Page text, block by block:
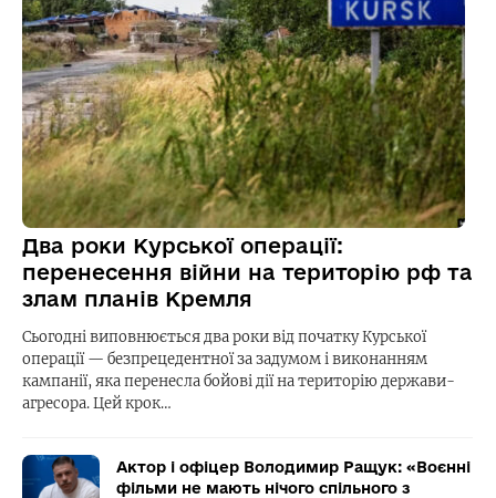
Два роки Курської операції:
перенесення війни на територію рф та
злам планів Кремля
Сьогодні виповнюється два роки від початку Курської
операції — безпрецедентної за задумом і виконанням
кампанії, яка перенесла бойові дії на територію держави-
агресора. Цей крок…
Актор і офіцер Володимир Ращук: «Воєнні
фільми не мають нічого спільного з